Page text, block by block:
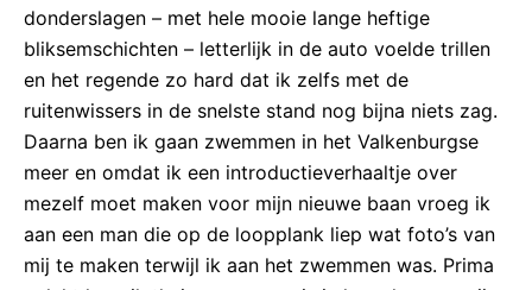
donderslagen – met hele mooie lange heftige
bliksemschichten – letterlijk in de auto voelde trillen
en het regende zo hard dat ik zelfs met de
ruitenwissers in de snelste stand nog bijna niets zag.
Daarna ben ik gaan zwemmen in het Valkenburgse
meer en omdat ik een introductieverhaaltje over
mezelf moet maken voor mijn nieuwe baan vroeg ik
aan een man die op de loopplank liep wat foto’s van
mij te maken terwijl ik aan het zwemmen was. Prima